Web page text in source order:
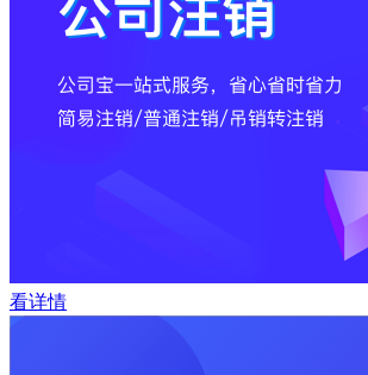
看详情